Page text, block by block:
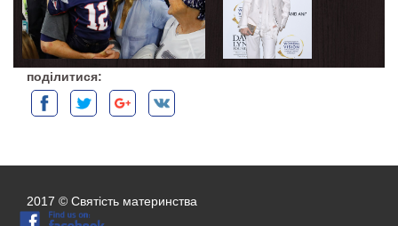
поділитися:
2017 © Святість материнства